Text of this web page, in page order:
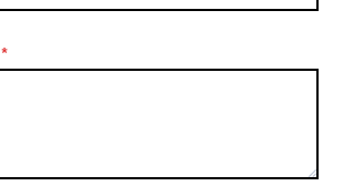
*